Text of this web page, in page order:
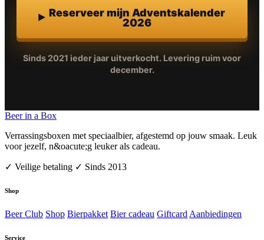
Reserveer mijn Adventskalender
2026
Sinds 2021 ieder jaar uitverkocht. Levering ruim voor
december.
Beer in a Box
Verrassingsboxen met speciaalbier, afgestemd op jouw smaak. Leuk
voor jezelf, n&oacute;g leuker als cadeau.
✓ Veilige betaling ✓ Sinds 2013
Shop
Beer Club Shop Bierpakket Bier cadeau Giftcard Aanbiedingen
Service